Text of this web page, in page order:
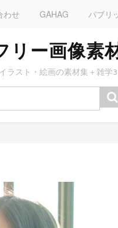
わせ GAHAG パブリ
リー画像素
スト・絵画の素材集＋雑学3